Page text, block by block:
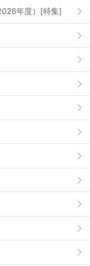
年度）[特集]